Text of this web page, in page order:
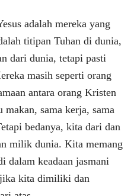
adalah mereka yang
titipan Tuhan di dunia,
dari dunia, tetapi pasti
masih seperti orang
antara orang Kristen
makan, sama kerja, sama
bedanya, kita dari dan
milik dunia. Kita memang
dalam keadaan jasmani
jika kita dimiliki dan